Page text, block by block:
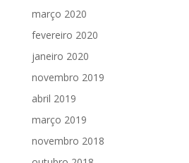
março 2020
fevereiro 2020
janeiro 2020
novembro 2019
abril 2019
março 2019
novembro 2018